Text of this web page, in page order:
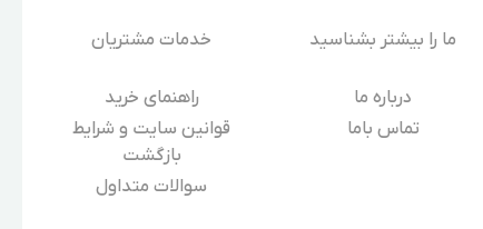
ما را بیشتر بشناسید
درباره‌ ما
تماس باما
خدمات مشتریان
راهنمای خرید
قوانین سایت و شرایط
بازگشت
سوالات متداول